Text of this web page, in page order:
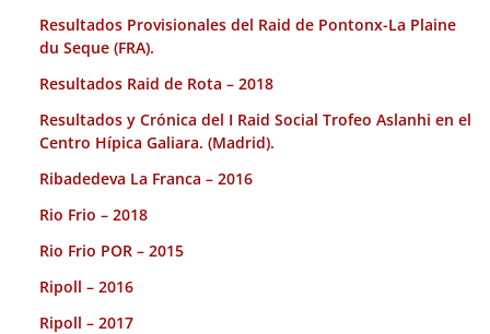
Resultados Provisionales del Raid de Pontonx-La Plaine
du Seque (FRA).
Resultados Raid de Rota – 2018
Resultados y Crónica del I Raid Social Trofeo Aslanhi en el
Centro Hípica Galiara. (Madrid).
Ribadedeva La Franca – 2016
Rio Frio – 2018
Rio Frio POR – 2015
Ripoll – 2016
Ripoll – 2017